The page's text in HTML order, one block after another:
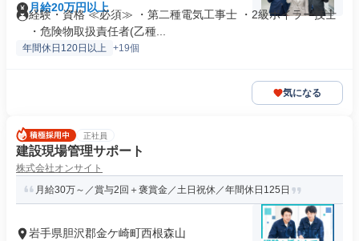
月給20万円以上
経験・資格 ≪必須≫ ・第二種電気工事士 ・2級ボイラー技士
・危険物取扱責任者(乙種...
年間休日120日以上 +19個
気になる
正社員
建設現場管理サポート
株式会社オンサイト
月給30万～／賞与2回＋褒賞金／土日祝休／年間休日125日
岩手県胆沢郡金ケ崎町西根森山